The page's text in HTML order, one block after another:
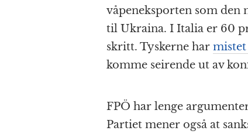
våpeneksporten som den
til Ukraina. I Italia er 60
skritt. Tyskerne har
komme seirende ut av
FPÖ har lenge
Partiet mener også at